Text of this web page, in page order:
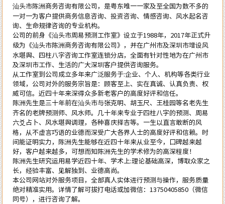
汕头市陈洲商务咨询有限公司，是粤东唯一一家及至全国为数不多的
一对一为客户提供商务信息咨询、投资咨询、情感咨询、风水起名咨
询、生命规律咨询的专业机构。
公司的前身《汕头市周易预测工作室》设立于1988年，2017年正式升
级为《汕头市陈洲商务咨询有限公司》，并在广州市及深圳市增设风
水堪舆、四柱八字咨询工作室连锁分店，全面有针对性地为在广州市
及深圳市工作、生活的广大深圳客户提供咨询服务。
从工作室到公司成立多年来广泛服务于:企业、个人、机构等各类行业
领域，公司对外的服务宗旨是：顾客至上、实在真诚、认真负责、权
威可信。近四十年来深得众多新老客户的高度好评和信任。
陈洲先生是三十年前在汕头市与张克明、胡玉尺、王桂园等名老先生
齐名的老牌预测师、风水师。几十年来专业于四柱八字的预测、周易
六爻占卜、风水堪舆调理，各种喜庆择吉等。一生以直言敢断的风
格，从不虚言巧语的业德而深受广大各界人士的高度好评和信赖。时
间能证明实力，陈洲先生能够在近四十年来从业至今，口碑越来越
好，客户越来越多，可想而知陈洲先生的学术修为的高深程度！
陈洲先生研究运用易学近四十年、学术上:理论基础高深，博取众家之
长，经验丰富、见解独到、业德高尚。
本公司网站对外服务项目，全部真人实体进行预测与操作，服务质量
绝对精准实用。详情了解可拔打电话或加微信： 13750405850 （微信
同号），进行咨询了解。